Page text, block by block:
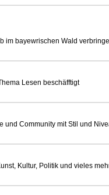
bayewrischen Wald
Lesen beschäfftigt
Community mit Stil und
Kultur, Politik und vieles